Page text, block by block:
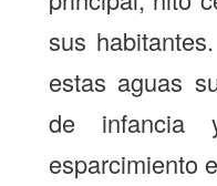
sus
estas aguas
de infancia
esparcimiento